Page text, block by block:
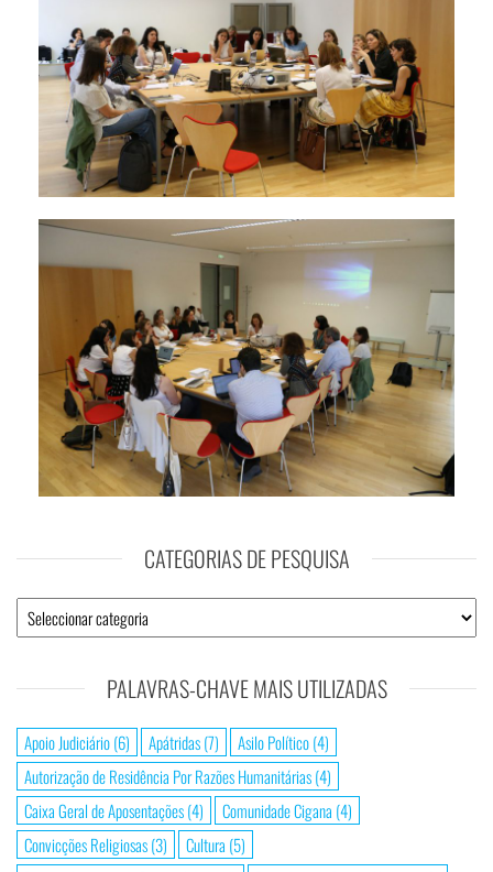
CATEGORIAS DE PESQUISA
PALAVRAS-CHAVE MAIS UTILIZADAS
Apoio Judiciário(6) Apátridas(7) Asilo Político(4)
Autorização de Residência Por Razões Humanitárias(4)
Caixa Geral de Aposentações(4) Comunidade Cigana (4)
Convicções Religiosas(3) Cultura (5)